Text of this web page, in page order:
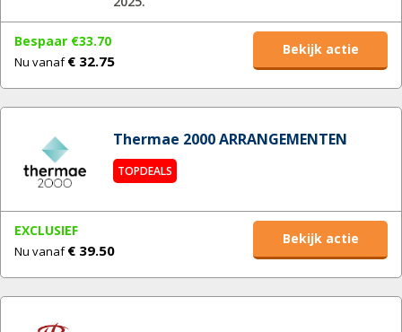
Bespaar €33.70
Nu vanaf€ 32.75
Bekijk actie
Thermae 2000 ARRANGEMENTEN
TOPDEALS
EXCLUSIEF
Nu vanaf€ 39.50
Bekijk actie